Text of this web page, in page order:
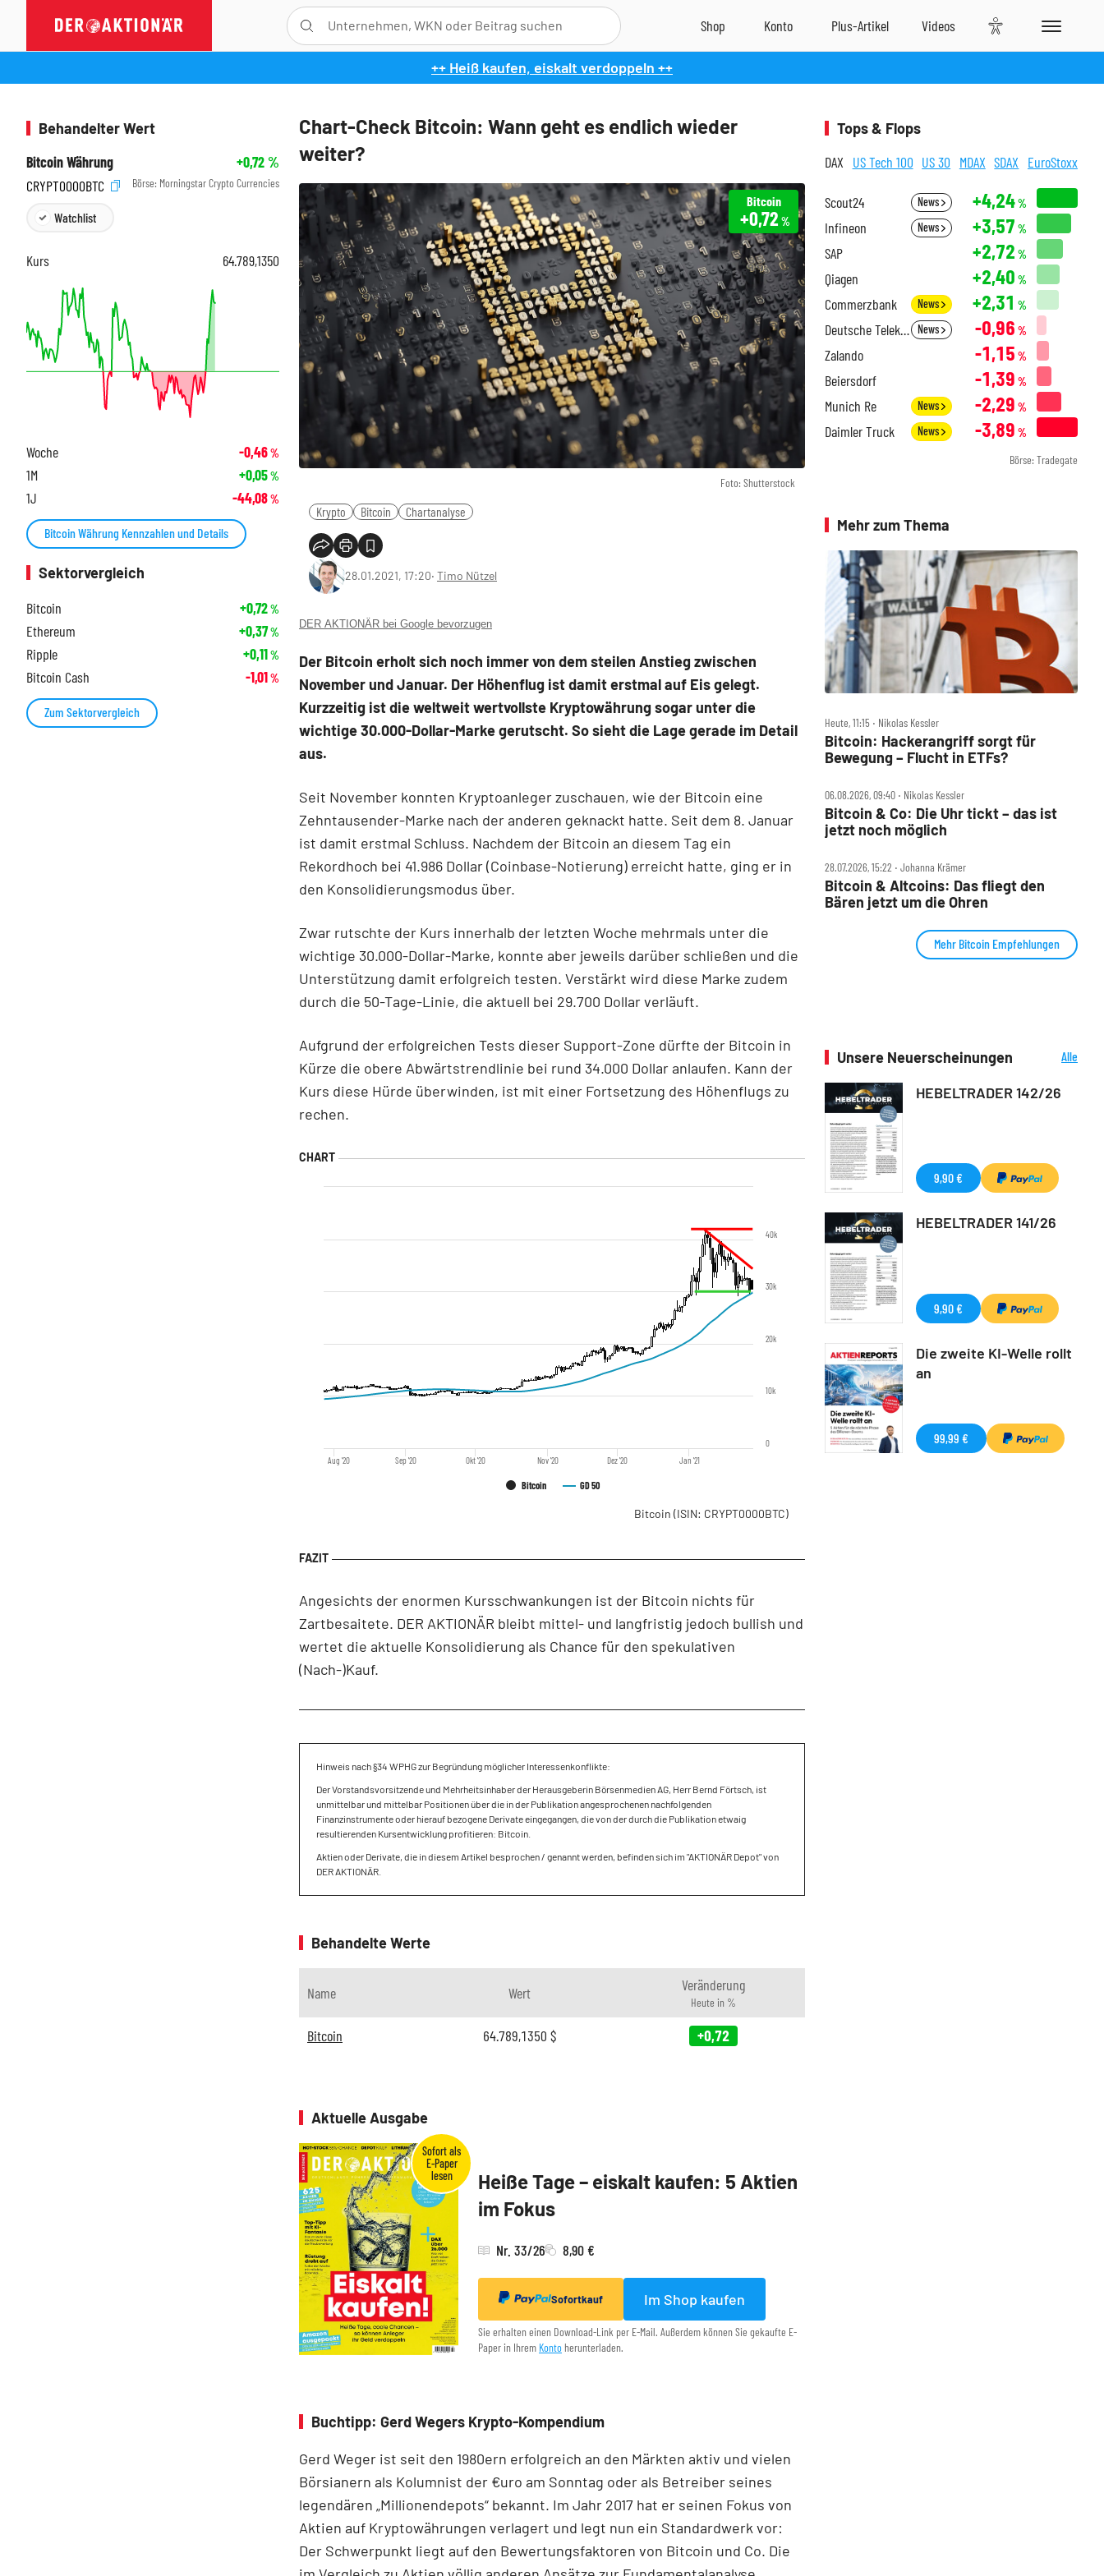
++ Heiß kaufen, eiskalt verdoppeln ++
Chart-Check Bitcoin: Wann geht es endlich wieder
weiter?
Foto: Shutterstock
Bitcoin
+0,72%
Krypto Bitcoin Chartanalyse
28.01.2021, 17:20‧ Timo Nützel
DER AKTIONÄR bei Google bevorzugen
Der Bitcoin erholt sich noch immer von dem steilen Anstieg zwischen
November und Januar. Der Höhenflug ist damit erstmal auf Eis gelegt.
Kurzzeitig ist die weltweit wertvollste Kryptowährung sogar unter die
wichtige 30.000-Dollar-Marke gerutscht. So sieht die Lage gerade im Detail
aus.
Seit November konnten Kryptoanleger zuschauen, wie der Bitcoin eine
Zehntausender-Marke nach der anderen geknackt hatte. Seit dem 8. Januar
ist damit erstmal Schluss. Nachdem der Bitcoin an diesem Tag ein
Rekordhoch bei 41.986 Dollar (Coinbase-Notierung) erreicht hatte, ging er in
den Konsolidierungsmodus über.
Zwar rutschte der Kurs innerhalb der letzten Woche mehrmals unter die
wichtige 30.000-Dollar-Marke, konnte aber jeweils darüber schließen und die
Unterstützung damit erfolgreich testen. Verstärkt wird diese Marke zudem
durch die 50-Tage-Linie, die aktuell bei 29.700 Dollar verläuft.
Aufgrund der erfolgreichen Tests dieser Support-Zone dürfte der Bitcoin in
Kürze die obere Abwärtstrendlinie bei rund 34.000 Dollar anlaufen. Kann der
Kurs diese Hürde überwinden, ist mit einer Fortsetzung des Höhenflugs zu
rechen.
Bitcoin GD 50
Aug '20 Sep '20 Okt '20 Nov '20 Dez '20 Jan '21
0
10k
20k
30k
40k
Bitcoin (ISIN: CRYPT0000BTC)
Angesichts der enormen Kursschwankungen ist der Bitcoin nichts für
Zartbesaitete. DER AKTIONÄR bleibt mittel- und langfristig jedoch bullish und
wertet die aktuelle Konsolidierung als Chance für den spekulativen
(Nach-)Kauf.
Hinweis nach §34 WPHG zur Begründung möglicher Interessenkonflikte:
Der Vorstandsvorsitzende und Mehrheitsinhaber der Herausgeberin Börsenmedien AG, Herr Bernd Förtsch, ist
unmittelbar und mittelbar Positionen über die in der Publikation angesprochenen nachfolgenden
Finanzinstrumente oder hierauf bezogene Derivate eingegangen, die von der durch die Publikation etwaig
resultierenden Kursentwicklung profitieren: Bitcoin.
Aktien oder Derivate, die in diesem Artikel besprochen / genannt werden, befinden sich im "AKTIONÄR Depot" von
DER AKTIONÄR.
Behandelte Werte
Name Wert Veränderung
Heute in %
Bitcoin 64.789,1350 $ +0,72
Aktuelle Ausgabe
Heiße Tage – eiskalt kaufen: 5 Aktien
im Fokus
Nr. 33/26 8,90 €
Sofortkauf Im Shop kaufen
Sie erhalten einen Download-Link per E-Mail. Außerdem können Sie gekaufte E-
Paper in Ihrem Konto herunterladen.
Buchtipp: Gerd Wegers Krypto-Kompendium
Gerd Weger ist seit den 1980ern erfolgreich an den Märkten aktiv und vielen
Börsianern als Kolumnist der €uro am Sonntag oder als Betreiber seines
legendären „Millionen­depots“ bekannt. Im Jahr 2017 hat er seinen Fokus von
Aktien auf Kryptowährungen verlagert und legt nun ein Standardwerk vor:
Der Schwerpunkt liegt auf den Bewertungsfaktoren von Bitcoin und Co. Die
Behandelter Wert
Bitcoin Währung
+0,72%
CRYPT0000BTC
Börse: Morningstar Crypto Currencies
Watchlist
Kurs 64.789,1350
Woche -0,46%
1M +0,05%
1J -44,08%
Bitcoin Währung Kennzahlen und Details
Sektorvergleich
Bitcoin
+0,72%
Ethereum +0,37%
Ripple +0,11%
Bitcoin Cash -1,01%
Zum Sektorvergleich
Tops & Flops
DAX US Tech 100 US 30 MDAX SDAX EuroStoxx
Scout24 News +4,24%
Infineon News +3,57 %
SAP +2,72 %
Qiagen +2,40 %
Commerzbank News +2,31 %
Deutsche Telekom News -0,96 %
Zalando -1,15 %
Beiersdorf -1,39 %
Munich Re News -2,29 %
Daimler Truck News -3,89 %
Börse: Tradegate
Mehr zum Thema
Heute, 11:15 ‧ Nikolas Kessler
Bitcoin: Hackerangriff sorgt für
Bewegung – Flucht in ETFs?
06.08.2026, 09:40 ‧ Nikolas Kessler
Bitcoin & Co: Die Uhr tickt – das ist
jetzt noch möglich
28.07.2026, 15:22 ‧ Johanna Krämer
Bitcoin & Altcoins: Das fliegt den
Bären jetzt um die Ohren
Mehr Bitcoin Empfehlungen
Unsere Neuerscheinungen
Alle
HEBELTRADER 142/26
9,90 €
HEBELTRADER 141/26
9,90 €
Die zweite KI-Welle rollt
an
99,99 €